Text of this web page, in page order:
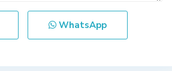
WhatsApp